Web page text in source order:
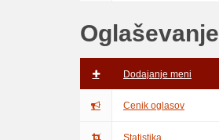
Oglaševanje
Dodajanje meni
Cenik oglasov
Statistika